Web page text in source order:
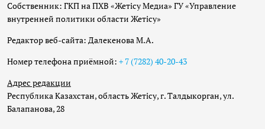
Собственник: ГКП на ПХВ «Жетісу Медиа» ГУ «Управление
внутренней политики области Жетісу»
Редактор веб-сайта: Далекенова М.А.
Номер телефона приёмной: + 7 (7282) 40-20-43
Адрес редакции
Республика Казахстан, область Жетісу, г. Талдыкорган, ул.
Балапанова, 28